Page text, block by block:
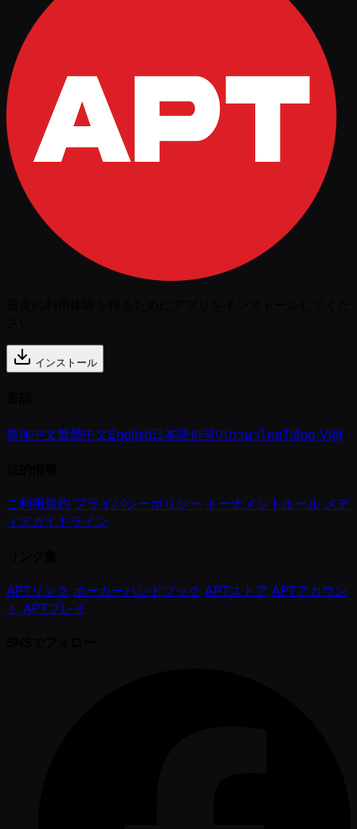
インストール
简体中文繁體中文English日本語한국어ภาษาไทยTiếng Việt
ご利用規約 プライバシーポリシー トーナメントルール メデ
ィアガイドライン
APTリンク ポーカーハンドブック APTストア APTアカウン
ト APTプレイ